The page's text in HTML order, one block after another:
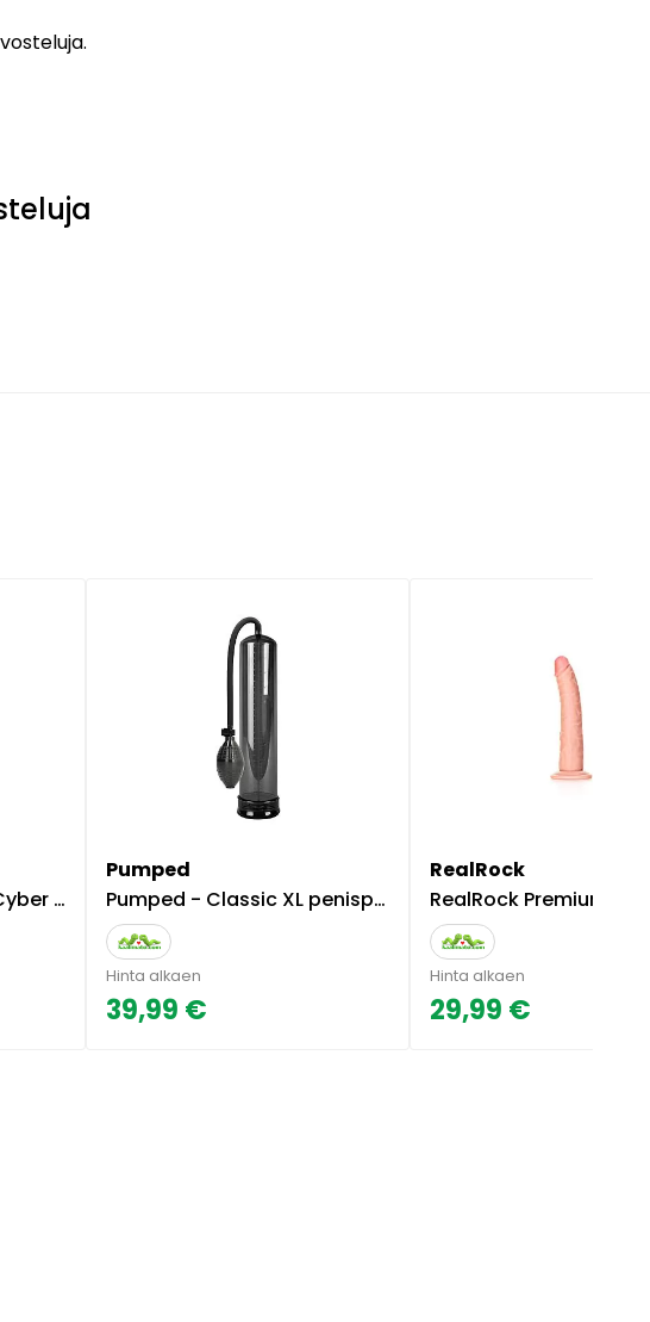
Pumped
Pumped - Classic XL penispumppu
Hinta alkaen
39,99 €
RealRock
RealRock Premium Ultra Skin - Slim
Hinta alkaen
29,99 €